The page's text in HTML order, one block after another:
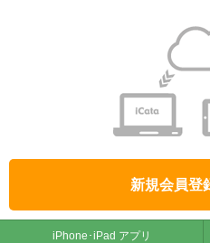
新規会員登
iPhone･iPad アプリ